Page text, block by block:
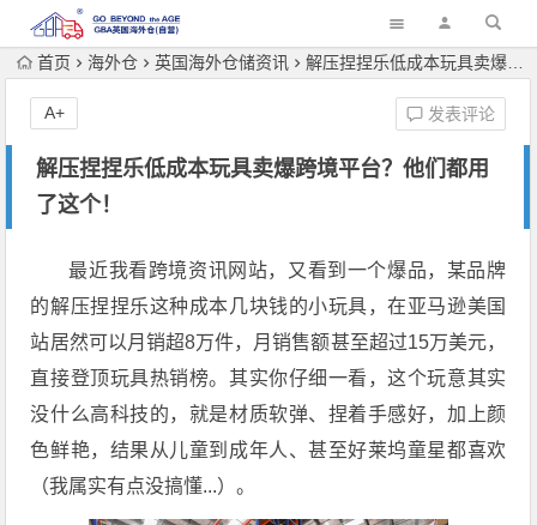
首页 海外仓 英国海外仓储资讯 解压捏捏乐低成本玩具卖爆跨境平台？他们都用了这个！
解压捏捏乐低成本玩具卖爆跨境平台？他们都用
了这个！
发表评论
A+
最近我看跨境资讯网站，又看到一个爆品，某品牌
的解压捏捏乐这种成本几块钱的小玩具，在亚马逊美国
站居然可以月销超8万件，月销售额甚至超过15万美元，
直接登顶玩具热销榜。其实你仔细一看，这个玩意其实
没什么高科技的，就是材质软弹、捏着手感好，加上颜
色鲜艳，结果从儿童到成年人、甚至好莱坞童星都喜欢
（我属实有点没搞懂...）。